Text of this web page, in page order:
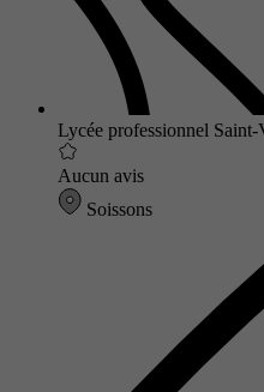
Lycée professionnel
Aucun avis
Soissons